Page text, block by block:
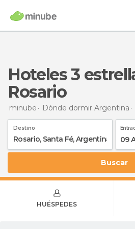
hoteles 3 estrellas en
Rosario
minube Dónde dormir Argentina
Destino
09
Buscar
HUÉSPEDES